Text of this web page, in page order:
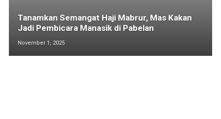
Tanamkan Semangat Haji Mabrur, Mas Kakan
Jadi Pembicara Manasik di Pabelan
November 1, 2025